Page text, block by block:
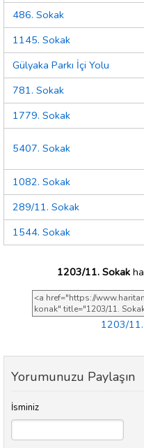
486. Sokak
1145. Sokak
Gülyaka Parkı İçi Yolu
781. Sokak
1779. Sokak
5407. Sokak
1082. Sokak
289/11. Sokak
1544. Sokak
1203/11. Sokak
1203/11.
Yorumunuzu Paylaşın
İsminiz